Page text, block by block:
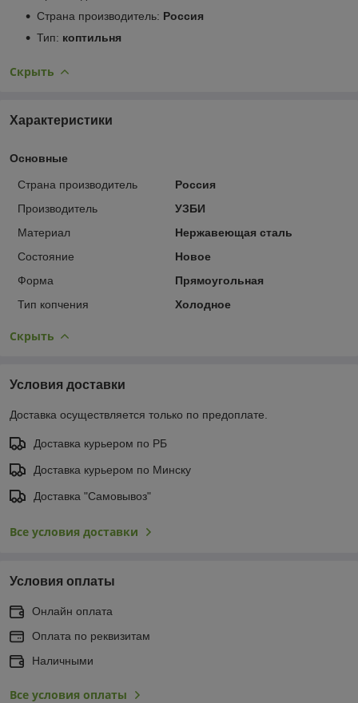
Страна производитель: Россия
Тип: коптильня
Скрыть
Характеристики
Основные
Страна производитель
Россия
Производитель
УЗБИ
Материал
Нержавеющая сталь
Состояние
Новое
Форма
Прямоугольная
Тип копчения
Холодное
Скрыть
Условия доставки
Доставка осуществляется только по предоплате.
Доставка курьером по РБ
Доставка курьером по Минску
Доставка "Самовывоз"
Все условия доставки
Условия оплаты
Онлайн оплата
Оплата по реквизитам
Наличными
Все условия оплаты